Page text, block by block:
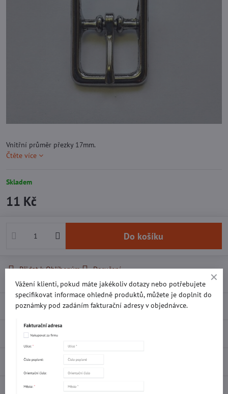
Vnitřní průměr přezky 17mm.
Čtěte více
Skladem
11 Kč
Do košíku
Přidat k Oblíbeným Doručení
Popis
Recenze 0
Diskuse 0
Vážení klienti, pokud máte jakékoliv dotazy nebo potřebujete
specifikovat informace ohledně produktů, můžete je doplnit do
poznámky pod zadáním fakturační adresy v objednávce.